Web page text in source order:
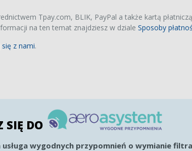
Tpay.com, BLIK, PayPal a także kartą
na ten temat znajdziesz w dziale Sposoby
z nami.
SIĘ DO
usługa wygodnych przypomnień o wymianie